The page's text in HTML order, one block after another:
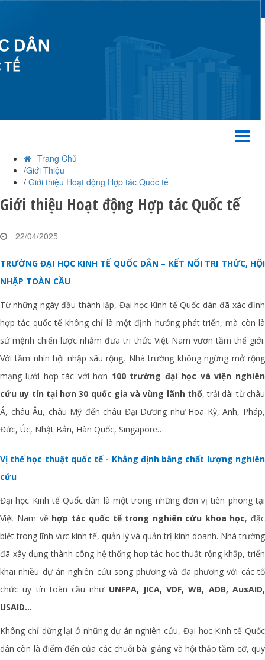
Trang Chủ
/Giới Thiệu
/ Giới thiệu Hoạt động Hợp tác Quốc tế
Giới thiệu Hoạt động Hợp tác Quốc tế
22/04/2025
TRƯỜNG ĐẠI HỌC KINH TẾ QUỐC DÂN – KẾT NỐI TRI THỨC, HỘI
NHẬP TOÀN CẦU
Từ những ngày đầu thành lập, Đại học Kinh tế Quốc dân đã xác định
hợp tác quốc tế không chỉ là một định hướng phát triển, mà còn là
sứ mệnh chiến lược nhằm đưa tri thức Việt Nam vươn tầm thế giới.
Với tầm nhìn hội nhập sâu rộng, Nhà trường không ngừng mở rộng
mạng lưới hợp tác với hơn 100 trường đại học và viện nghiên
cứu uy tín tại hơn 30 quốc gia và vùng lãnh thổ, trải dài từ châu
Á, châu Âu, châu Mỹ đến châu Đại Dương như Hoa Kỳ, Anh, Pháp,
Đức, Úc, Nhật Bản, Hàn Quốc, Singapore…
Vị thế học thuật quốc tế - Khẳng định bằng chất lượng nghiên
cứu
Đại học Kinh tế Quốc dân là một trong những đơn vị tiên phong tại
Việt Nam về hợp tác quốc tế trong nghiên cứu khoa học, đặc
biệt trong lĩnh vực kinh tế, quản lý và quản trị kinh doanh. Nhà trường
đã xây dựng thành công hệ thống hợp tác học thuật rộng khắp, triển
khai nhiều dự án nghiên cứu song phương và đa phương với các tổ
chức uy tín toàn cầu như UNFPA, JICA, VDF, WB, ADB, AusAID,
USAID...
Không chỉ dừng lại ở những dự án nghiên cứu, Đại học Kinh tế Quốc
dân còn là điểm đến của các chuỗi bài giảng và hội thảo tầm cỡ, quy